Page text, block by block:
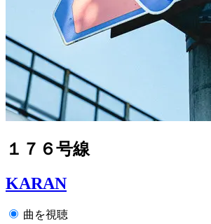
１７６号線
KARAN
曲を視聴